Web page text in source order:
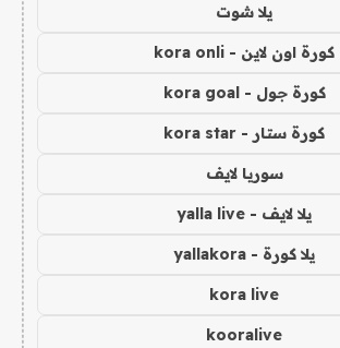
يلا شوت
كورة اون لاين - kora onli
كورة جول - kora goal
كورة ستار - kora star
سوريا لايف
يلا لايف - yalla live
يلا كورة - yallakora
kora live
kooralive